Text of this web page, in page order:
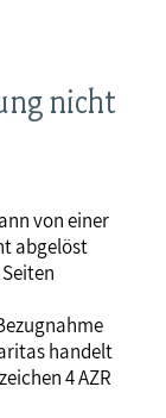
nicht
von einer
abgelöst
handelt
4 AZR